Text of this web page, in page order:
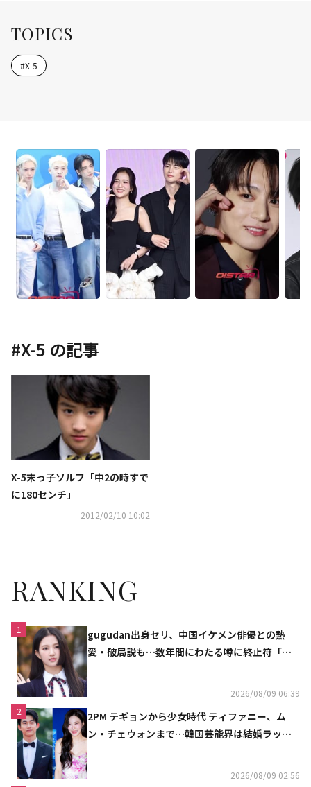
TOPICS
#X-5
#X-5 の記事
X-5末っ子ソルフ「中2の時すで
に180センチ」
2012/02/10 10:02
RANKING
1
gugudan出身セリ、中国イケメン俳優との熱
愛・破局説も…数年間にわたる噂に終止符「邪
2026/08/09 06:39
2
2PM テギョンから少女時代 ティファニー、ム
ン・チェウォンまで…韓国芸能界は結婚ラッシ
2026/08/09 02:56